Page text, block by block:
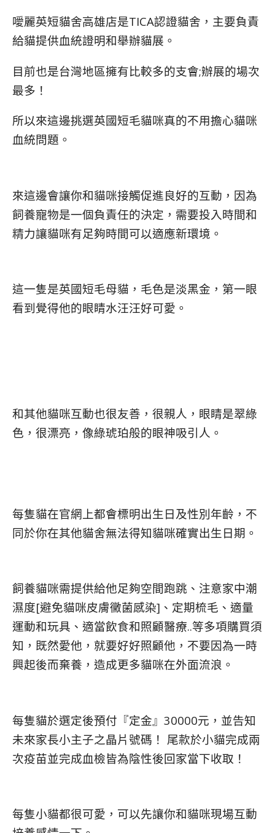
噯麗英短貓舍高雄店是TICA認證貓舍，主要負責
給貓提供血統證明和舉辦貓展。
目前也是台灣地區擁有比較多的支會;辦展的場次
最多！
所以來這邊挑選英國短毛貓咪真的不用擔心貓咪
血統問題。
來這邊會讓你和貓咪接觸促進良好的互動，因為
飼養寵物是一個負責任的決定，需要投入時間和
精力讓貓咪有足夠時間可以適應新環境。
這一隻是英國短毛母貓，毛色是淡黑金，第一眼
看到覺得他的眼睛水汪汪好可愛。
和其他貓咪互動也很友善，很親人，眼睛是翠綠
色，很漂亮，像綠琥珀般的眼神吸引人。
每隻貓在官網上都會標明出生日及性別年齡，不
同於你在其他貓舍無法得知貓咪確實出生日期。
飼養貓咪需提供給他足夠空間跑跳、注意家中潮
濕度[避免貓咪皮膚黴菌感染]、定期梳毛、適量
運動和玩具、適當飲食和照顧醫療..等多項購買須
知，既然愛他，就要好好照顧他，不要因為一時
興起後而棄養，造成更多貓咪在外面流浪。
每隻貓於選定後預付『定金』30000元，並告知
未來家長小主子之晶片號碼！ 尾款於小貓完成兩
次疫苗並完成血檢皆為陰性後回家當下收取！
每隻小貓都很可愛，可以先讓你和貓咪現場互動